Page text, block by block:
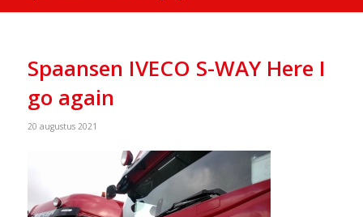
Spaansen IVECO S-WAY Here I
go again
20 augustus 2021